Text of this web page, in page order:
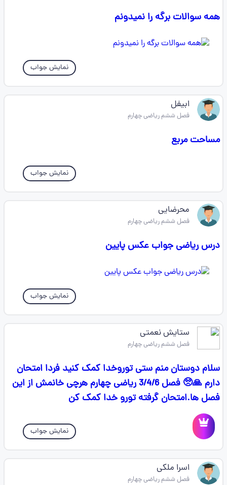
همه سوالات برگه را نمیدونم
نمایش جواب
ابیفل
فصل ششم ریاضی چهارم
مساحت مربع
نمایش جواب
محرضایی
فصل ششم ریاضی چهارم
درس ریاضی جواب عکس پایین
نمایش جواب
ستایش نعمتی
فصل ششم ریاضی چهارم
سلام دوستان منم ستی توروخدا کمک کنید فردا امتحان
دارم 🙏🥺 فصل 3/4/6 ریاضی چهارم هرچی خانمش از این
فصل ها.امتحان گرفته تورو خدا کمک کن
نمایش جواب
اسرا ملکی
فصل ششم ریاضی چهارم